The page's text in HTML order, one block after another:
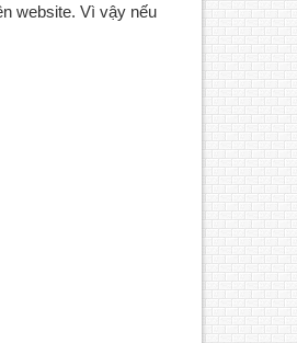
website. Vì vậy nếu